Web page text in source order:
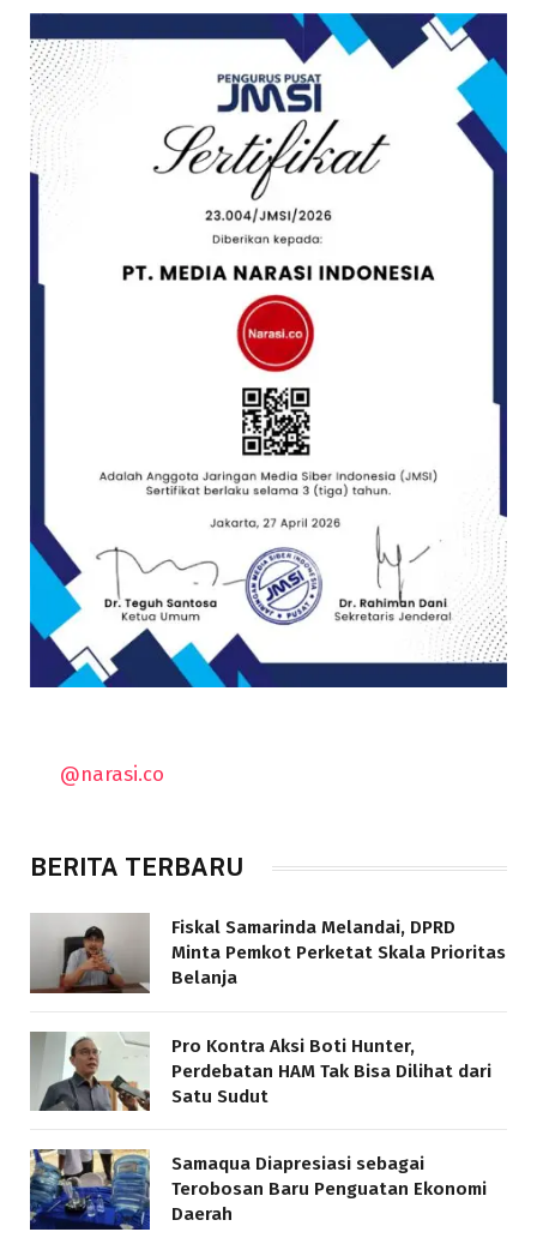
@narasi.co
BERITA TERBARU
Fiskal Samarinda Melandai, DPRD
Minta Pemkot Perketat Skala Prioritas
Belanja
Pro Kontra Aksi Boti Hunter,
Perdebatan HAM Tak Bisa Dilihat dari
Satu Sudut
Samaqua Diapresiasi sebagai
Terobosan Baru Penguatan Ekonomi
Daerah